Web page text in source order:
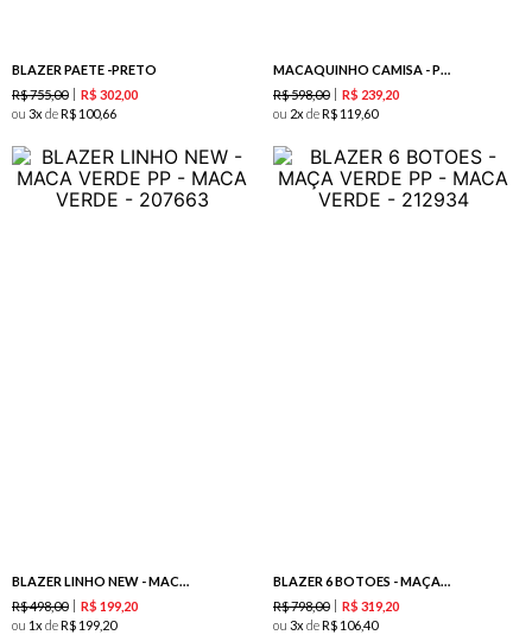
BLAZER PAETE -PRETO
R$755,00 R$ 30200
ou 3 deR$ 100,66
MACAQUINHO CAMISA - PURPLE
R$598,00 R$ 239 20
ou 2 deR$ 119 60
BLAZER LINHO NEW - MACA VERDE
R$498,00 R$ 199 20
ou 1 deR$ 199 20
BLAZER 6 BOTOES - MAÇA VERDE
R$798,00 R$ 319 20
ou 3 deR$ 10640